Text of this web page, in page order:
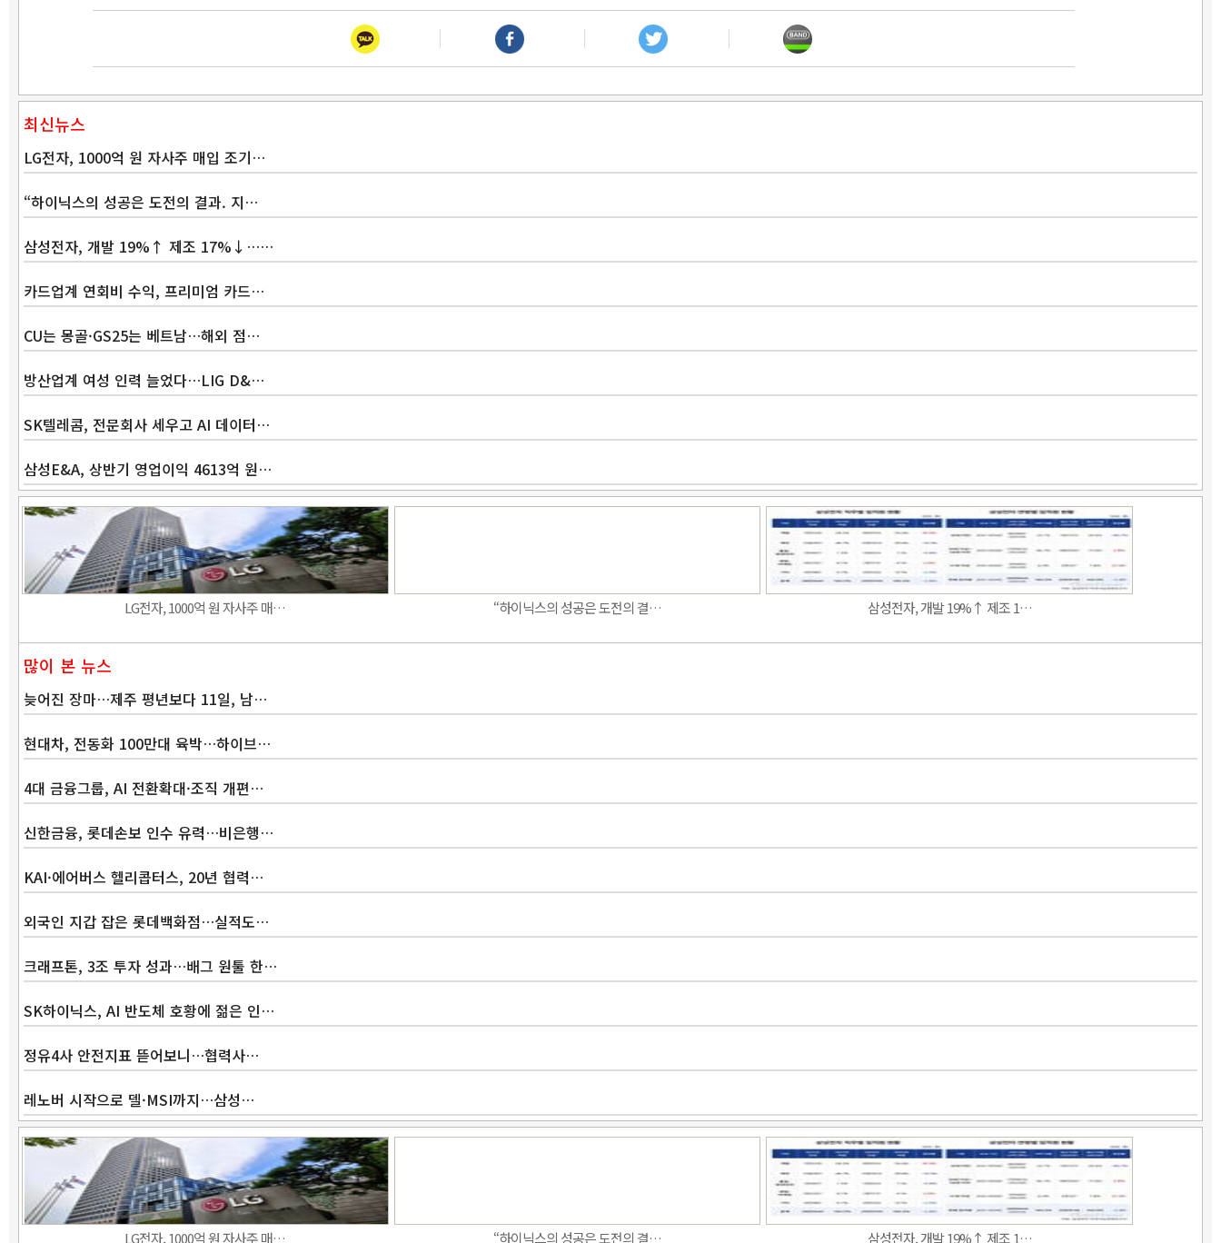
최신뉴스
LG전자, 1000억 원 자사주 매입 조기…
“하이닉스의 성공은 도전의 결과. 지…
삼성전자, 개발 19%↑ 제조 17%↓……
카드업계 연회비 수익, 프리미엄 카드…
CU는 몽골·GS25는 베트남…해외 점…
방산업계 여성 인력 늘었다…LIG D&…
SK텔레콤, 전문회사 세우고 AI 데이터…
삼성E&A, 상반기 영업이익 4613억 원…
LG전자, 1000억 원 자사주 매… “하이닉스의 성공은 도전의 결… 삼성전자, 개발 19%↑ 제조 1…
많이 본 뉴스
늦어진 장마…제주 평년보다 11일, 남…
현대차, 전동화 100만대 육박…하이브…
4대 금융그룹, AI 전환확대·조직 개편…
신한금융, 롯데손보 인수 유력…비은행…
KAI·에어버스 헬리콥터스, 20년 협력…
외국인 지갑 잡은 롯데백화점…실적도…
크래프톤, 3조 투자 성과…배그 원툴 한…
SK하이닉스, AI 반도체 호황에 젊은 인…
정유4사 안전지표 뜯어보니…협력사…
레노버 시작으로 델·MSI까지…삼성…
LG전자, 1000억 원 자사주 매… “하이닉스의 성공은 도전의 결… 삼성전자, 개발 19%↑ 제조 1…